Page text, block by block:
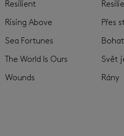
Resilient
Rising Above Přes
Sea Fortunes
The World Is Ours Svět
Wounds Rány